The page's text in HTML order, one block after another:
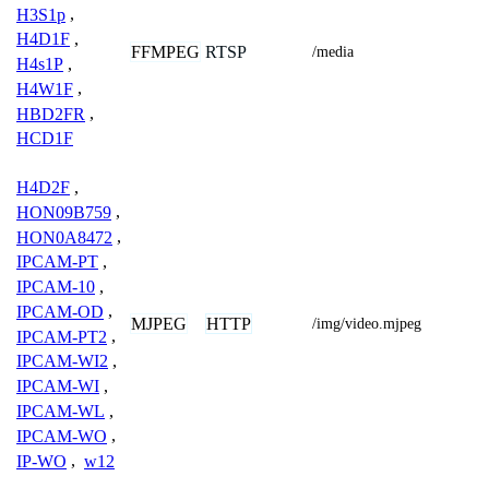
H3S1p ,
H4D1F ,
H4s1P ,
H4W1F ,
HBD2FR ,
HCD1F
FFMPEG RTSP /media
H4D2F ,
HON09B759 ,
HON0A8472 ,
IPCAM-PT ,
IPCAM-10 ,
IPCAM-OD ,
IPCAM-PT2 ,
IPCAM-WI2 ,
IPCAM-WI ,
IPCAM-WL ,
IPCAM-WO ,
IP-WO , w12
MJPEG HTTP /img/video.mjpeg